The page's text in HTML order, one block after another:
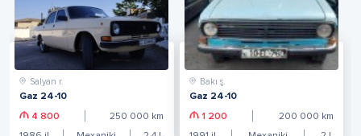
Salyan r.
Gaz 24-10
4 800 250 000 km
Bakı ş.
Gaz 24-10
1 200 200 000 km